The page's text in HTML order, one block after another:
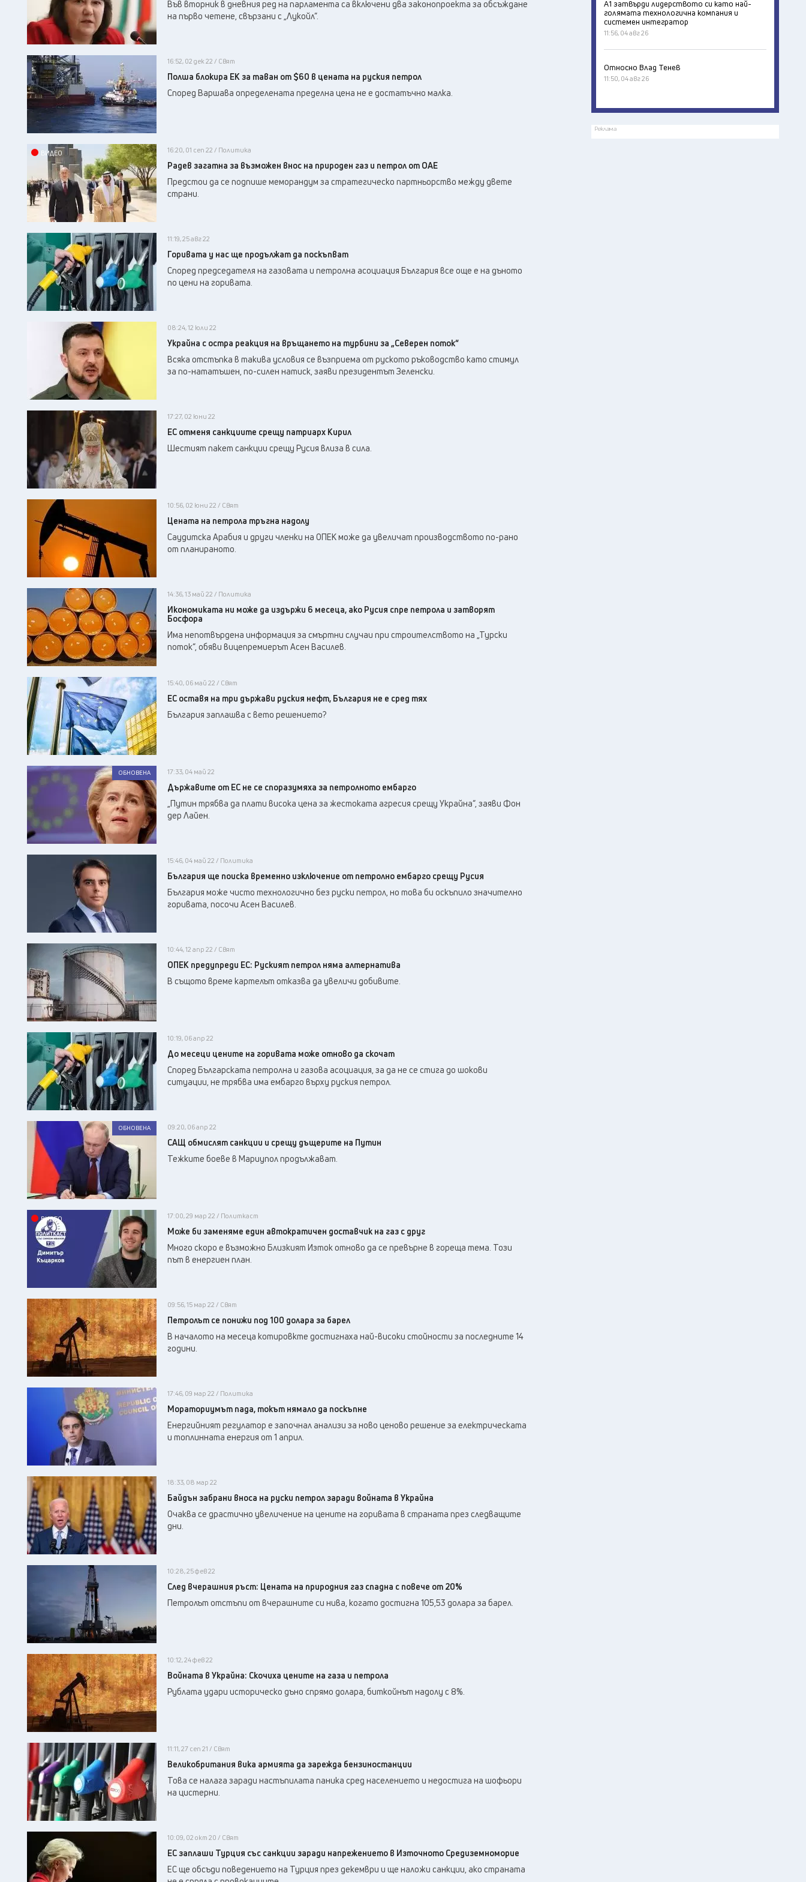
Плевен, 34°C
Пловдив
Силистра , 31°C
Сливен, 27°C
Хасково 35°C
28°C
Във вторник в дневния ред на парламента са включени два законопроекта за обсъждане
на първо четене, свързани с „Лукойл“.
16:52, 02 дек 22 / Свят
Полша блокира ЕК за таван от $60 в цената на руския петрол
Според Варшава определената пределна цена не е достатъчно малка.
ВИДЕО 16:20, 01 сеп 22 / Политика
Радев загатна за възможен внос на природен газ и петрол от ОАЕ
Предстои да се подпише меморандум за стратегическо партньорство между двете
страни.
11:19, 25 авг 22
Горивата у нас ще продължат да поскъпват
Според председателя на газовата и петролна асоциация България все още е на дъното
по цени на горивата.
08:24, 12 юли 22
Украйна с остра реакция на връщането на турбини за „Северен поток“
Всяка отстъпка в такива условия се възприема от руското ръководство като стимул
за по-нататъшен, по-силен натиск, заяви президентът Зеленски.
17:27, 02 юни 22
ЕС отменя санкциите срещу патриарх Кирил
Шестият пакет санкции срещу Русия влиза в сила.
10:56, 02 юни 22 / Свят
Цената на петрола тръгна надолу
Саудитска Арабия и други членки на ОПЕК може да увеличат производството по-рано
от планираното.
14:36, 13 май 22 / Политика
Икономиката ни може да издържи 6 месеца, ако Русия спре петрола и затворят
Босфора
Има непотвърдена информация за смъртни случаи при строителството на „Турски
поток“, обяви вицепремиерът Асен Василев.
15:40, 06 май 22 / Свят
ЕС оставя на три държави руския нефт, България не е сред тях
България заплашва с вето решението?
ОБНОВЕНА 17:33, 04 май 22
Държавите от ЕС не се споразумяха за петролното ембарго
„Путин трябва да плати висока цена за жестоката агресия срещу Украйна“, заяви Фон
дер Лайен.
15:46, 04 май 22 / Политика
България ще поиска временно изключение от петролно ембарго срещу Русия
България може чисто технологично без руски петрол, но това би оскъпило значително
горивата, посочи Асен Василев.
10:44, 12 апр 22 / Свят
ОПЕК предупреди ЕС: Руският петрол няма алтернатива
В същото време картелът отказва да увеличи добивите.
10:19, 06 апр 22
До месеци цените на горивата може отново да скочат
Според Българската петролна и газова асоциация, за да не се стига до шокови
ситуации, не трябва има ембарго върху руския петрол.
ОБНОВЕНА 09:20, 06 апр 22
САЩ обмислят санкции и срещу дъщерите на Путин
Тежките боеве в Мариупол продължават.
ВИДЕО 17:00, 29 мар 22 / Политкаст
Може би заменяме един автократичен доставчик на газ с друг
Много скоро е възможно Близкият Изток отново да се превърне в гореща тема. Този
път в енергиен план.
09:56, 15 мар 22 / Свят
Петролът се понижи под 100 долара за барел
В началото на месеца котировкте достигнаха най-високи стойности за последните 14
години.
17:46, 09 мар 22 / Политика
Мораториумът пада, токът нямало да поскъпне
Енергийният регулатор е започнал анализи за ново ценово решение за електрическата
и топлинната енергия от 1 април.
18:33, 08 мар 22
Байдън забрани вноса на руски петрол заради войната в Украйна
Очаква се драстично увеличение на цените на горивата в страната през следващите
дни.
10:28, 25 фев 22
След вчерашния ръст: Цената на природния газ спадна с повече от 20%
Петролът отстъпи от вчерашните си нива, когато достигна 105,53 долара за барел.
10:12, 24 фев 22
Войната в Украйна: Скочиха цените на газа и петрола
Рублата удари историческо дъно спрямо долара, биткойнът надолу с 8%.
11:11, 27 сеп 21 / Свят
Великобритания вика армията да зарежда бензиностанции
Това се налага заради настъпилата паника сред населението и недостига на шофьори
на цистерни.
10:09, 02 окт 20 / Свят
ЕС заплаши Турция със санкции заради напрежението в Източното Средиземноморие
ЕС ще обсъди поведението на Турция през декември и ще наложи санкции, ако страната
А1 затвърди лидерството си като най-
голямата технологична компания и
системен интегратор
11:56, 04 авг 26
Относно Влад Тенев
11:50, 04 авг 26
Реклама